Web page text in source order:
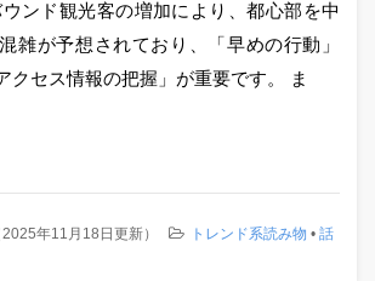
ンド観光客の増加により、都心部を中
雑が予想されており、「早めの行動」
クセス情報の把握」が重要です。 ま
2025年11月18日更新） トレンド系読み物 • 話